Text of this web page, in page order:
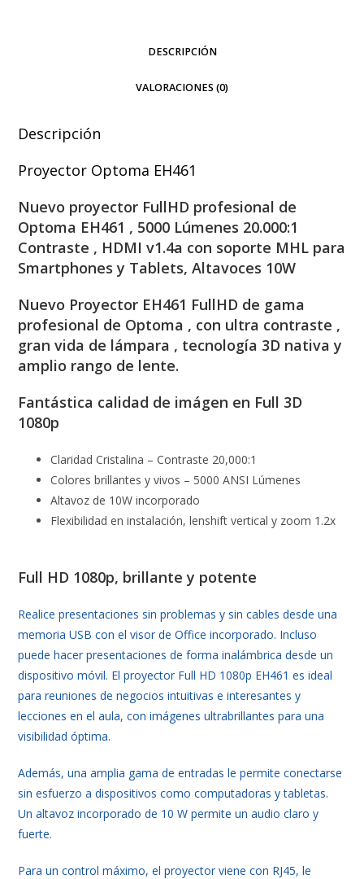
DESCRIPCIÓN
VALORACIONES (0)
Descripción
Proyector Optoma EH461
Nuevo proyector FullHD profesional de
Optoma EH461 , 5000 Lúmenes 20.000:1
Contraste , HDMI v1.4a con soporte MHL para
Smartphones y Tablets, Altavoces 10W
Nuevo Proyector EH461 FullHD de gama
profesional de Optoma , con ultra contraste ,
gran vida de lámpara , tecnología 3D nativa y
amplio rango de lente.
Fantástica calidad de imágen en Full 3D
1080p
Claridad Cristalina – Contraste 20,000:1
Colores brillantes y vivos – 5000 ANSI Lúmenes
Altavoz de 10W incorporado
Flexibilidad en instalación, lenshift vertical y zoom 1.2x
Full HD 1080p, brillante y potente
Realice presentaciones sin problemas y sin cables desde una
memoria USB con el visor de Office incorporado. Incluso
puede hacer presentaciones de forma inalámbrica desde un
dispositivo móvil. El proyector Full HD 1080p EH461 es ideal
para reuniones de negocios intuitivas e interesantes y
lecciones en el aula, con imágenes ultrabrillantes para una
visibilidad óptima.
Además, una amplia gama de entradas le permite conectarse
sin esfuerzo a dispositivos como computadoras y tabletas.
Un altavoz incorporado de 10 W permite un audio claro y
fuerte.
Para un control máximo, el proyector viene con RJ45, le